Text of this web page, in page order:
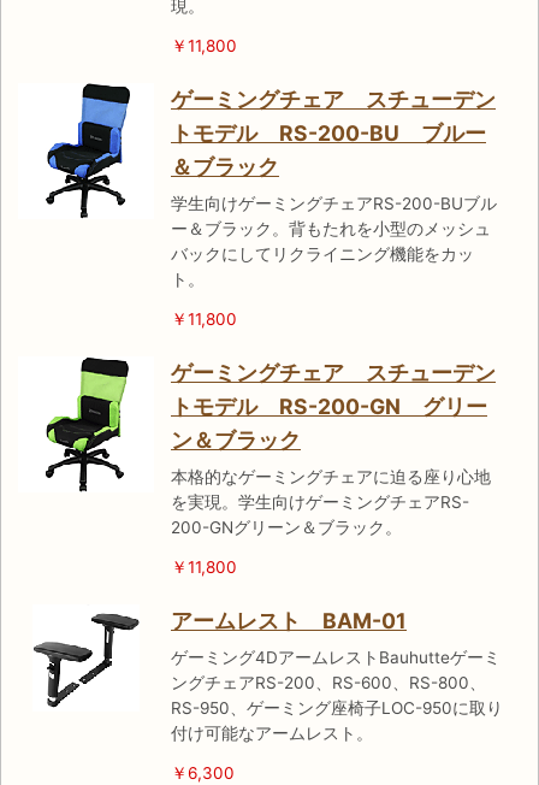
現。
￥11,800
ゲーミングチェア スチューデン
トモデル RS-200-BU ブルー
＆ブラック
学生向けゲーミングチェアRS-200-BUブル
ー＆ブラック。背もたれを小型のメッシュ
バックにしてリクライニング機能をカッ
ト。
￥11,800
ゲーミングチェア スチューデン
トモデル RS-200-GN グリー
ン＆ブラック
本格的なゲーミングチェアに迫る座り心地
を実現。学生向けゲーミングチェアRS-
200-GNグリーン＆ブラック。
￥11,800
アームレスト BAM-01
ゲーミング4DアームレストBauhutteゲーミ
ングチェアRS-200、RS-600、RS-800、
RS-950、ゲーミング座椅子LOC-950に取り
付け可能なアームレスト。
￥6,300